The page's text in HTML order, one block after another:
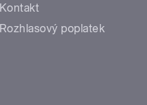
Kontakt
Rozhlasový poplatek